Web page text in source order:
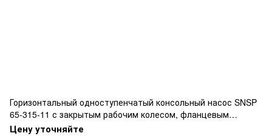
Горизонтальный одноступенчатый консольный насос SNSP
65-315-11 с закрытым рабочим колесом, фланцевым
подключением, изготовлен из чугуна.
Цену уточняйте